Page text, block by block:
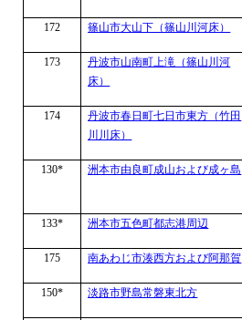
172 篠山市大山下（篠山川河床）
173
丹波市山南町上滝（篠山川河
床）
174
丹波市春日町七日市東方（竹田
川川床）
130* 洲本市由良町成山および成ヶ島
133* 洲本市五色町都志港周辺
175 南あわじ市湊西方および阿那賀
150* 淡路市野島常磐東北方